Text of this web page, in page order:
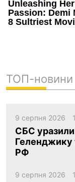
ТОП-новини
9 серпня 2026
СБС
РФ
9 серпня 2026